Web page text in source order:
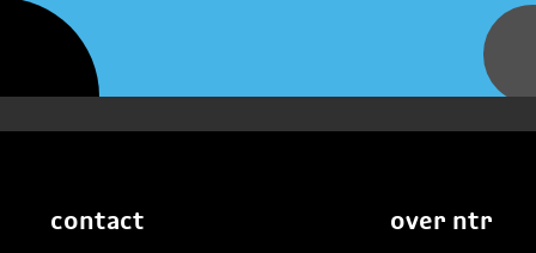
contact
over ntr